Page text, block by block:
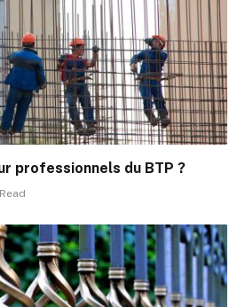
professionnels du BTP ?